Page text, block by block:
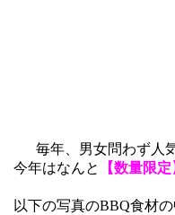
毎年、男女問わず人
今年はなんと
【数量限
以下の写真のBBQ食材